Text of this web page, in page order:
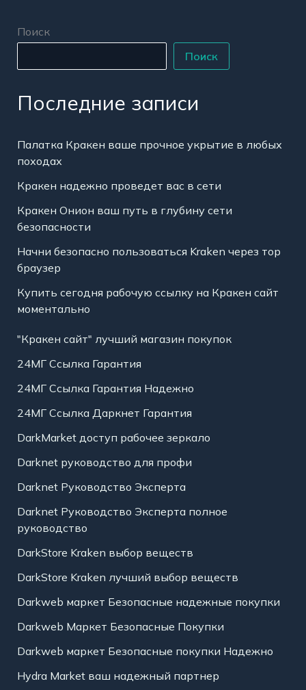
Поиск
Поиск
Последние записи
Палатка Кракен ваше прочное укрытие в любых
походах
Кракен надежно проведет вас в сети
Кракен Онион ваш путь в глубину сети
безопасности
Начни безопасно пользоваться Kraken через тор
браузер
Купить сегодня рабочую ссылку на Кракен сайт
моментально
"Кракен сайт" лучший магазин покупок
24МГ Ссылка Гарантия
24МГ Ссылка Гарантия Надежно
24МГ Ссылка Даркнет Гарантия
DarkMarket доступ рабочее зеркало
Darknet руководство для профи
Darknet Руководство Эксперта
Darknet Руководство Эксперта полное
руководство
DarkStore Kraken выбор веществ
DarkStore Kraken лучший выбор веществ
Darkweb маркет Безопасные надежные покупки
Darkweb Маркет Безопасные Покупки
Darkweb маркет Безопасные покупки Надежно
Hydra Market ваш надежный партнер